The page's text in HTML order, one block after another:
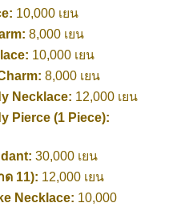
10,000 เยน
8,000 เยน
10,000 เยน
8,000 เยน
Necklace: 12,000 เยน
Pierce (1 Piece):
30,000 เยน
ด 11): 12,000 เยน
Necklace: 10,000